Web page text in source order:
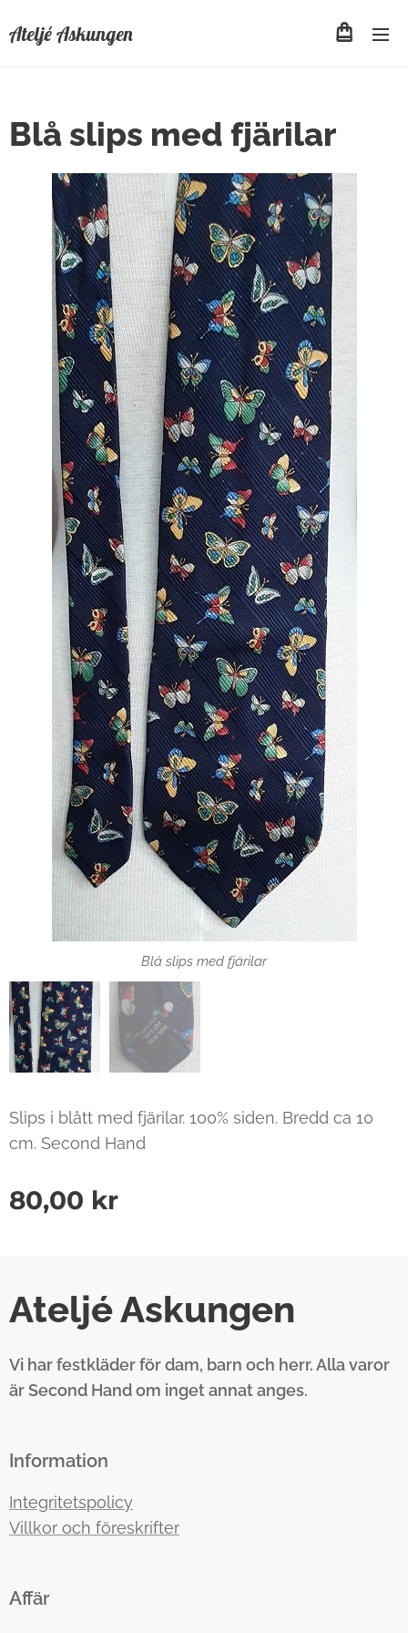
Ateljé Askungen
Blå slips med fjärilar
Blå slips med fjärilar
Slips i blått med fjärilar. 100% siden. Bredd ca 10
cm. Second Hand
80,00 kr
Ateljé Askungen
Vi har festkläder för dam, barn och herr. Alla varor
är Second Hand om inget annat anges.
Information
Integritetspolicy
Villkor och föreskrifter
Affär